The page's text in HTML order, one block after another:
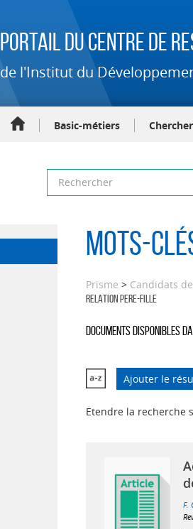
Portail du Centre de
de l'Institut du
Basic-métiers
Mots-
Prisme > Candidats
RELATION PERE-FILLE
Documents disponibles
Ajouter le
Etendre la recherche
F.